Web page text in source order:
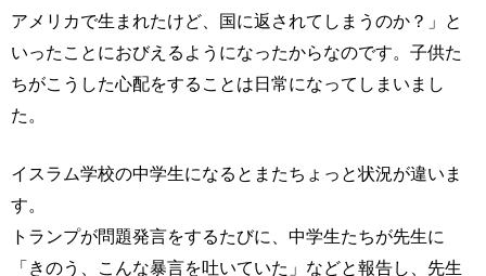
アメリカで生まれたけど、国に返されてしまうのか？」と
いったことにおびえるようになったからなのです。子供た
ちがこうした心配をすることは日常になってしまいまし
た。
イスラム学校の中学生になるとまたちょっと状況が違いま
す。
トランプが問題発言をするたびに、中学生たちが先生に
「きのう、こんな暴言を吐いていた」などと報告し、先生